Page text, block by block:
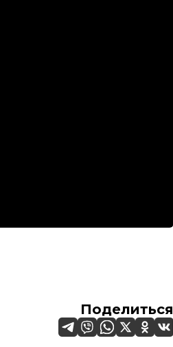
Поделиться